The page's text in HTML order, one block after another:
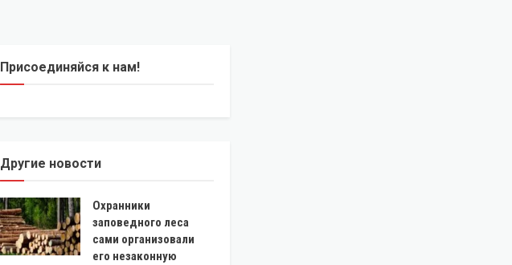
Присоединяйся к нам!
Другие новости
Охранники
заповедного леса
сами организовали
его незаконную